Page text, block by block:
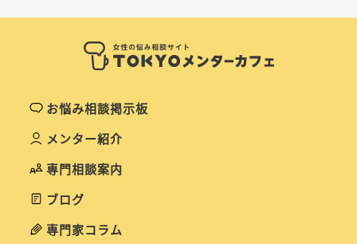
お悩み相談掲示板
メンター紹介
専門相談案内
ブログ
専門家コラム